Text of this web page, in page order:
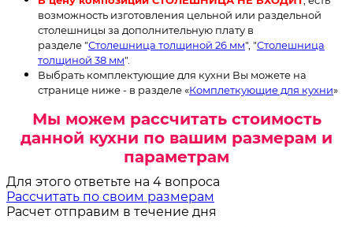
возможность изготовления цельной или раздельной
столешницы за дополнительную плату в
разделе "Столешница толщиной 26 мм", "Столешница
толщиной 38 мм".
Выбрать комплектующие для кухни Вы можете на
странице ниже - в разделе «Комплеткующие для кухни»
Мы можем рассчитать стоимость
данной кухни по вашим размерам и
параметрам
Для этого ответьте на 4 вопроса
Рассчитать по своим размерам
Расчет отправим в течение дня